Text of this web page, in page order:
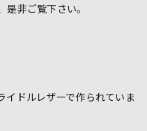
非ご覧下さい。
ドルレザーで作られていま